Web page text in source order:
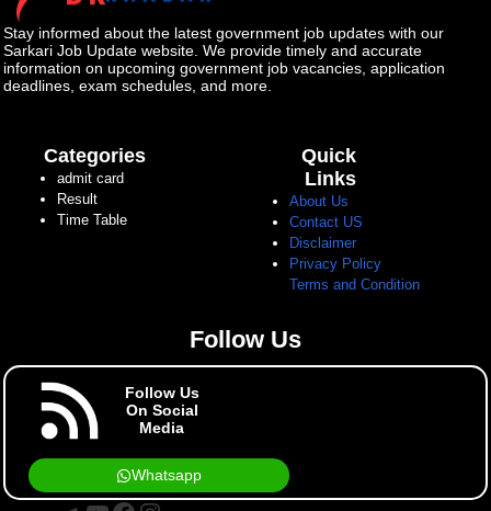
Stay informed about the latest government job updates with our
Sarkari Job Update website. We provide timely and accurate
information on upcoming government job vacancies, application
deadlines, exam schedules, and more.
Categories
admit card
Result
Time Table
Quick
Links
About Us
Contact US
Disclaimer
Privacy Policy
Terms and Condition
Follow Us
Follow Us
On Social
Media
Whatsapp